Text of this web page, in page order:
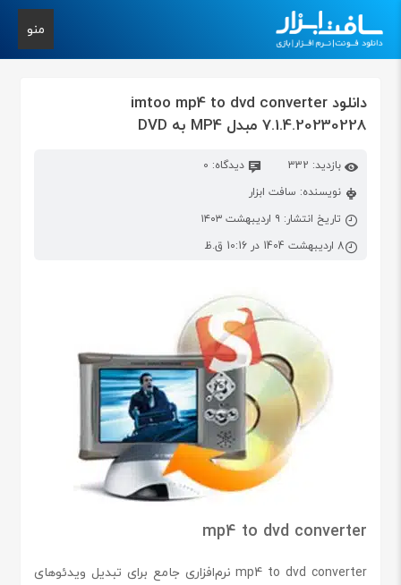
منو
دانلود imtoo mp4 to dvd converter
7.1.4.20230228 مبدل MP4 به DVD
بازدید: 332
دیدگاه: 0
نویسنده: سافت ابزار
تاریخ انتشار: ۹ اردیبهشت ۱۴۰۳
8 اردیبهشت 1404 در 10:16 ق.ظ
mp4 to dvd converter
mp4 to dvd converter نرم‌افزاری جامع برای تبدیل ویدئوهای